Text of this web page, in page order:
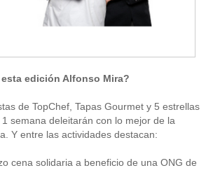
edición Alfonso Mira?
de TopChef, Tapas Gourmet y 5 estrellas
semana deleitarán con lo mejor de la
Y entre las actividades destacan:
cena solidaria a beneficio de una ONG de